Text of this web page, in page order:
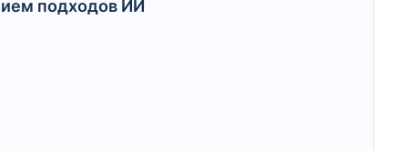
подходов ИИ